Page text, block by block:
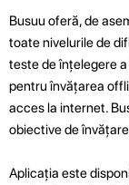
Busuu oferă, de
toate nivelurile de
teste de înțelegere
pentru învățarea
acces la internet.
obiective de
Aplicația este